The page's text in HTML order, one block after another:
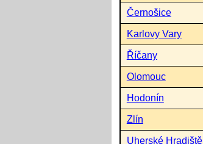
Černošice
Karlovy Vary
Říčany
Olomouc
Hodonín
Zlín
Uherské Hradiště